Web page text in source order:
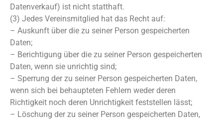
Datenverkauf) ist nicht statthaft.
(3) Jedes Vereinsmitglied hat das Recht auf:
– Auskunft über die zu seiner Person gespeicherten
Daten;
– Berichtigung über die zu seiner Person gespeicherten
Daten, wenn sie unrichtig sind;
– Sperrung der zu seiner Person gespeicherten Daten,
wenn sich bei behaupteten Fehlern weder deren
Richtigkeit noch deren Unrichtigkeit feststellen lässt;
– Löschung der zu seiner Person gespeicherten Daten,